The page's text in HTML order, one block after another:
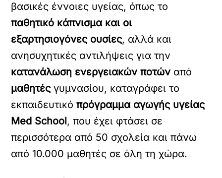
βασικές έννοιες υγείας, όπως το
παθητικό κάπνισμα και οι
εξαρτησιογόνες ουσίες, αλλά και
ανησυχητικές αντιλήψεις για την
κατανάλωση ενεργειακών ποτών από
μαθητέςγυμνασίου, καταγράφει το
εκπαιδευτικόπρόγραμμα αγωγής υγείας
Med School, που έχει φτάσει σε
περισσότερα από 50 σχολεία και πάνω
από 10.000 μαθητές σε όλη τη χώρα.